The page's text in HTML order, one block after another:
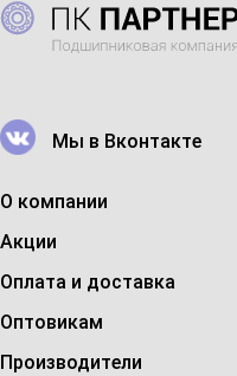
Мы в Вконтакте
О компании
Акции
Оплата и доставка
Оптовикам
Производители